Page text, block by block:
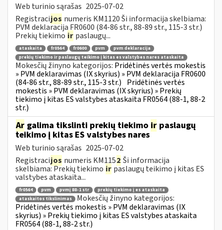
Web turinio sąrašas 2025-07-02
Registracijos numeris KM1120 Ši informacija skelbiama:
PVM deklaracija FR0600 (84-86 str., 88-89 str., 115-3 str.)
Prekių tiekimo ir paslaugų...
ataskaita fr0564 fr0600 pvm
pvm deklaracija
prekių tiekimo ir paslaugų teikimo į kitas es valstybes nares ataskaita
Mokesčių žinyno kategorijos: Pridėtinės vertės mokestis
» PVM deklaravimas (IX skyrius) » PVM deklaracija FR0600
(84-86 str., 88-89 str., 115-3 str.) Pridėtinės vertės
mokestis » PVM deklaravimas (IX skyrius) » Prekių
tiekimo į kitas ES valstybes ataskaita FR0564 (88-1, 88-2
str.)
Ar galima tikslinti prekių tiekimo ir paslaugų
teikimo į kitas ES valstybes nares
Web turinio sąrašas 2025-07-02
Registracijos numeris KM1152 Ši informacija
skelbiama: Prekių tiekimo ir paslaugų teikimo į kitas ES
valstybes ataskaita...
fr0564 pvm pvmį 88-1 str
prekių tiekimo į es ataskaita
ataskaitos tikslinimas
Mokesčių žinyno kategorijos:
Pridėtinės vertės mokestis » PVM deklaravimas (IX
skyrius) » Prekių tiekimo į kitas ES valstybes ataskaita
FR0564 (88-1, 88-2 str.)